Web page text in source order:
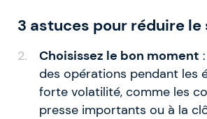
3 astuces pour réduire le
Choisissez le bon moment :
des opérations pendant les
forte volatilité, comme les
presse importants ou à la